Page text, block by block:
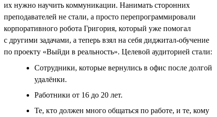
их нужно научить коммуникации. Нанимать сторонних
преподавателей не стали, а просто перепрограммировали
корпоративного робота Григория, который уже помогал
с другими задачами, а теперь взял на себя диджитал-обучение
по проекту «Выйди в реальность». Целевой аудиторией стали:
Сотрудники, которые вернулись в офис после долгой
удалёнки.
Работники от 16 до 20 лет.
Те, кто должен много общаться по работе, и те, кому